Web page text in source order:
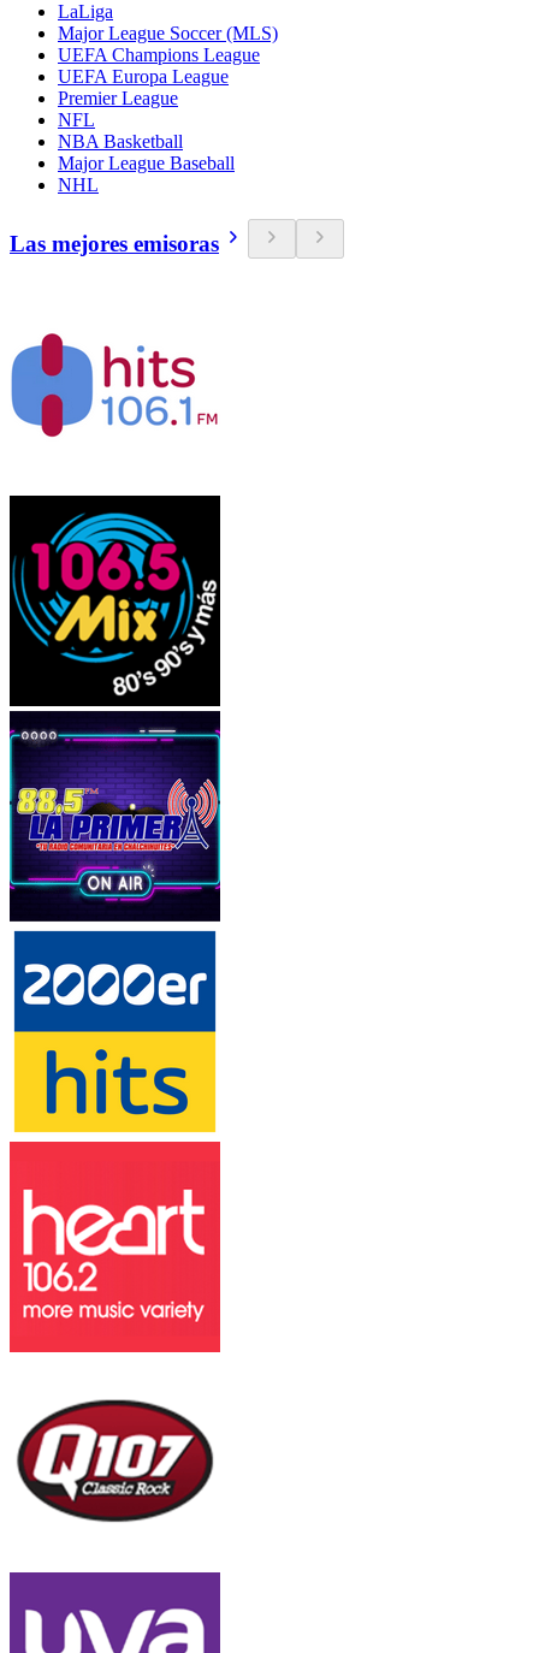
LaLiga
Major League Soccer (MLS)
UEFA Champions League
UEFA Europa League
Premier League
NFL
NBA Basketball
Major League Baseball
NHL
Las mejores emisoras